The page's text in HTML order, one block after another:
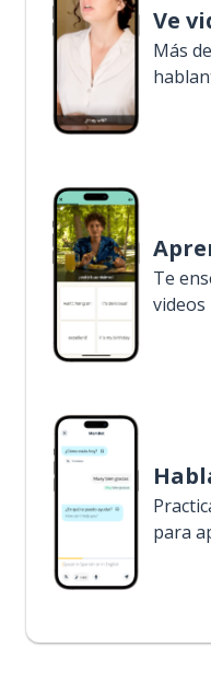
Ve
Más
Te
videos
para